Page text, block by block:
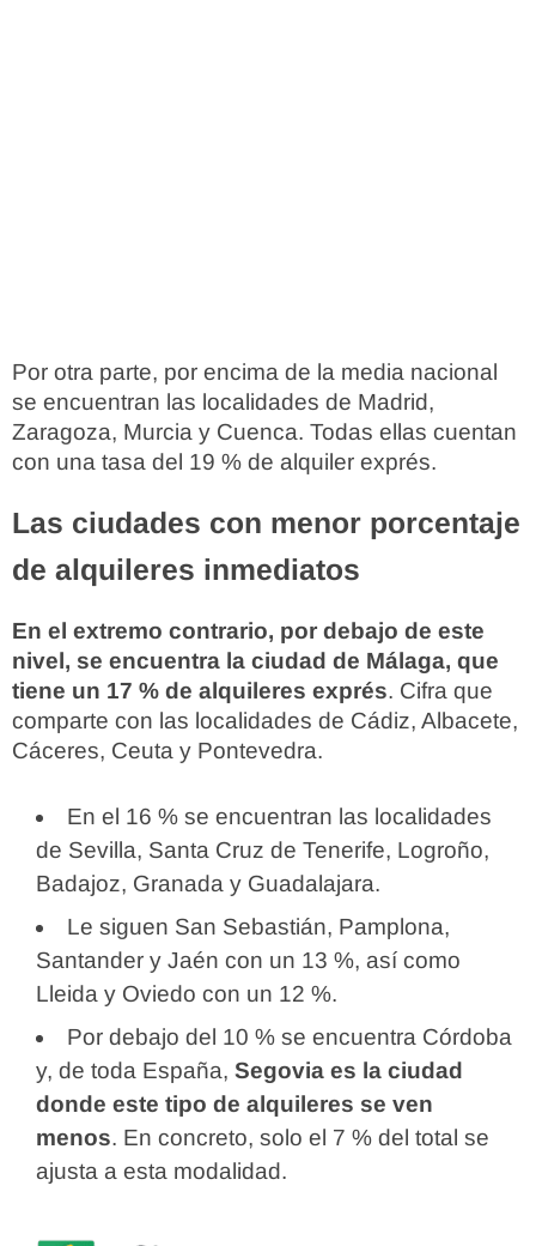
Por otra parte, por encima de la media nacional
se encuentran las localidades de Madrid,
Zaragoza, Murcia y Cuenca. Todas ellas cuentan
con una tasa del 19 % de alquiler exprés.
Las ciudades con menor porcentaje
de alquileres inmediatos
En el extremo contrario, por debajo de este
nivel, se encuentra la ciudad de Málaga, que
tiene un 17 % de alquileres exprés. Cifra que
comparte con las localidades de Cádiz, Albacete,
Cáceres, Ceuta y Pontevedra.
En el 16 % se encuentran las localidades
de Sevilla, Santa Cruz de Tenerife, Logroño,
Badajoz, Granada y Guadalajara.
Le siguen San Sebastián, Pamplona,
Santander y Jaén con un 13 %, así como
Lleida y Oviedo con un 12 %.
Por debajo del 10 % se encuentra Córdoba
y, de toda España, Segovia es la ciudad
donde este tipo de alquileres se ven
menos. En concreto, solo el 7 % del total se
ajusta a esta modalidad.